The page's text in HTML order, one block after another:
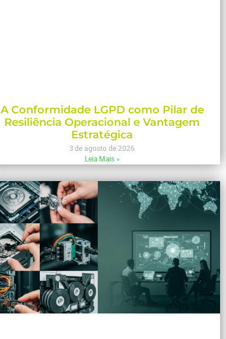
A Conformidade LGPD como Pilar de
Resiliência Operacional e Vantagem
Estratégica
3 de agosto de 2026
Leia Mais »